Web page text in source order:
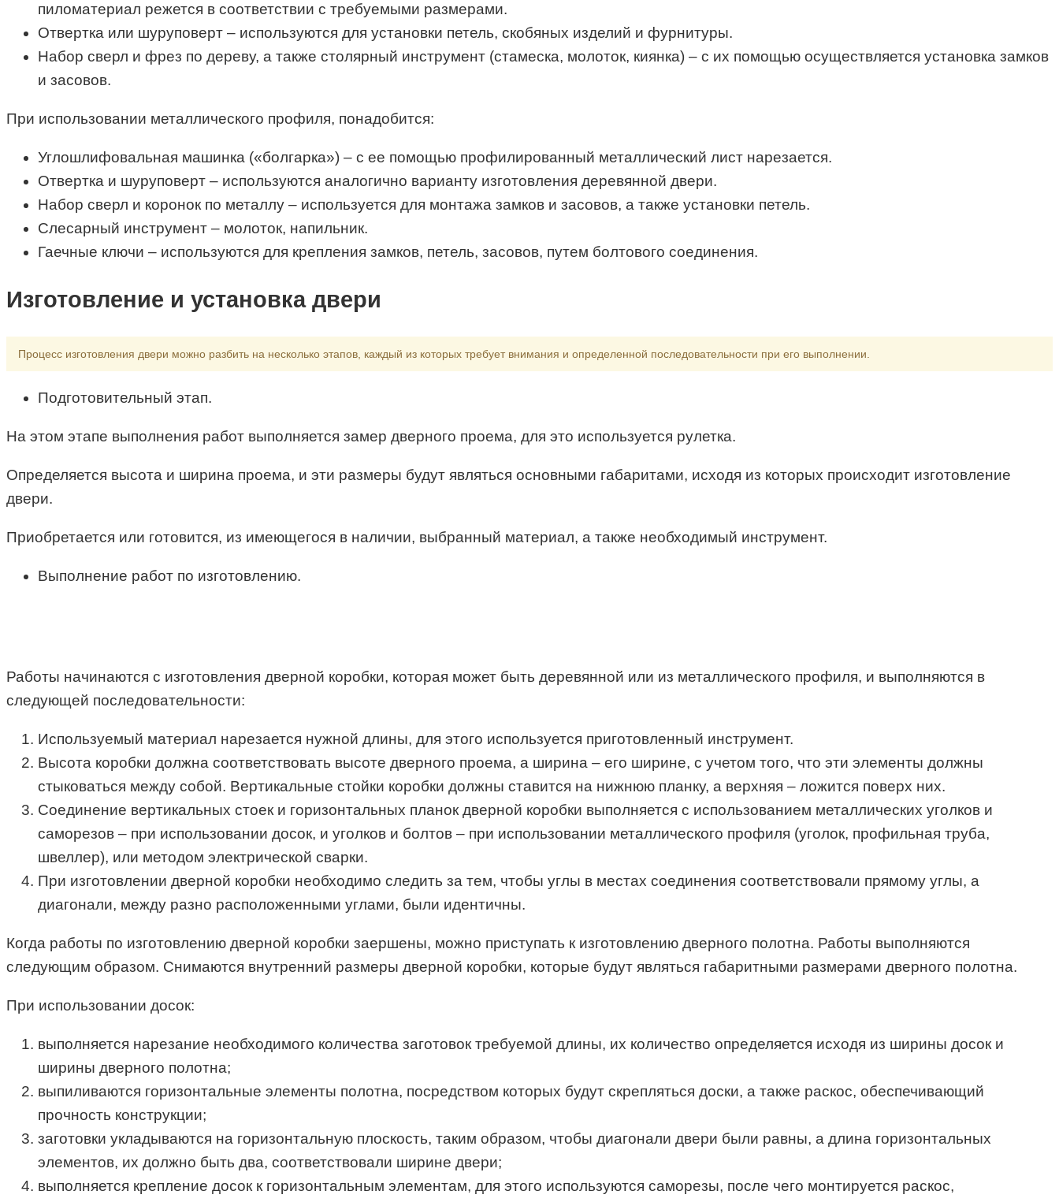
пиломатериал режется в соответствии с требуемыми размерами.
Отвертка или шуруповерт – используются для установки петель, скобяных изделий и фурнитуры.
Набор сверл и фрез по дереву, а также столярный инструмент (стамеска, молоток, киянка) – с их помощью осуществляется установка замков
и засовов.
При использовании металлического профиля, понадобится:
Углошлифовальная машинка («болгарка») – с ее помощью профилированный металлический лист нарезается.
Отвертка и шуруповерт – используются аналогично варианту изготовления деревянной двери.
Набор сверл и коронок по металлу – используется для монтажа замков и засовов, а также установки петель.
Слесарный инструмент – молоток, напильник.
Гаечные ключи – используются для крепления замков, петель, засовов, путем болтового соединения.
Изготовление и установка двери
Процесс изготовления двери можно разбить на несколько этапов, каждый из которых требует внимания и определенной последовательности при его выполнении.
Подготовительный этап.
На этом этапе выполнения работ выполняется замер дверного проема, для это используется рулетка.
Определяется высота и ширина проема, и эти размеры будут являться основными габаритами, исходя из которых происходит изготовление
двери.
Приобретается или готовится, из имеющегося в наличии, выбранный материал, а также необходимый инструмент.
Выполнение работ по изготовлению.
Работы начинаются с изготовления дверной коробки, которая может быть деревянной или из металлического профиля, и выполняются в
следующей последовательности:
Используемый материал нарезается нужной длины, для этого используется приготовленный инструмент.
Высота коробки должна соответствовать высоте дверного проема, а ширина – его ширине, с учетом того, что эти элементы должны
стыковаться между собой. Вертикальные стойки коробки должны ставится на нижнюю планку, а верхняя – ложится поверх них.
Соединение вертикальных стоек и горизонтальных планок дверной коробки выполняется с использованием металлических уголков и
саморезов – при использовании досок, и уголков и болтов – при использовании металлического профиля (уголок, профильная труба,
швеллер), или методом электрической сварки.
При изготовлении дверной коробки необходимо следить за тем, чтобы углы в местах соединения соответствовали прямому углы, а
диагонали, между разно расположенными углами, были идентичны.
Когда работы по изготовлению дверной коробки заершены, можно приступать к изготовлению дверного полотна. Работы выполняются
следующим образом. Снимаются внутренний размеры дверной коробки, которые будут являться габаритными размерами дверного полотна.
При использовании досок:
выполняется нарезание необходимого количества заготовок требуемой длины, их количество определяется исходя из ширины досок и
ширины дверного полотна;
выпиливаются горизонтальные элементы полотна, посредством которых будут скрепляться доски, а также раскос, обеспечивающий
прочность конструкции;
заготовки укладываются на горизонтальную плоскость, таким образом, чтобы диагонали двери были равны, а длина горизонтальных
элементов, их должно быть два, соответствовали ширине двери;
выполняется крепление досок к горизонтальным элементам, для этого используются саморезы, после чего монтируется раскос,